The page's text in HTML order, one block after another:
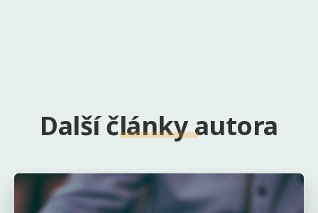
Další články autora